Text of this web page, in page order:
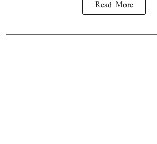
Read More